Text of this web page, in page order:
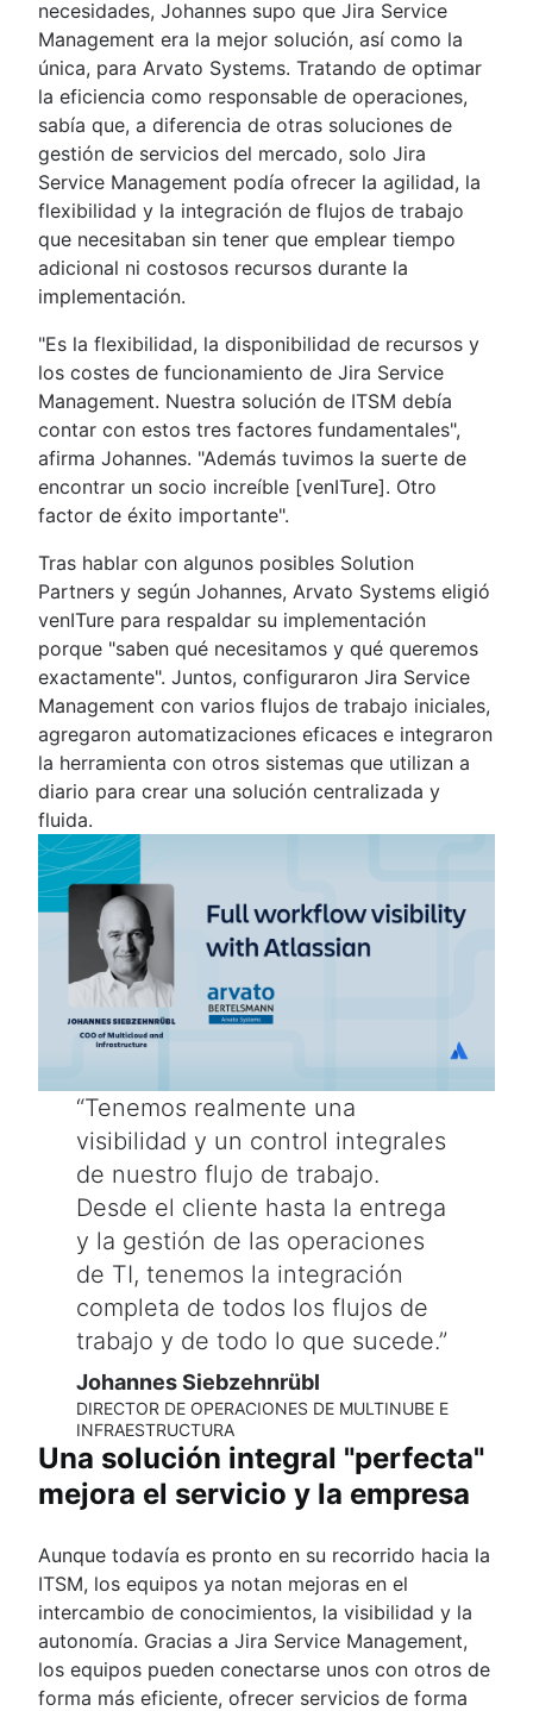
necesidades, Johannes supo que Jira Service
Management era la mejor solución, así como la
única, para Arvato Systems. Tratando de optimar
la eficiencia como responsable de operaciones,
sabía que, a diferencia de otras soluciones de
gestión de servicios del mercado, solo Jira
Service Management podía ofrecer la agilidad, la
flexibilidad y la integración de flujos de trabajo
que necesitaban sin tener que emplear tiempo
adicional ni costosos recursos durante la
implementación.
"Es la flexibilidad, la disponibilidad de recursos y
los costes de funcionamiento de Jira Service
Management. Nuestra solución de ITSM debía
contar con estos tres factores fundamentales",
afirma Johannes. "Además tuvimos la suerte de
encontrar un socio increíble [venITure]. Otro
factor de éxito importante".
Tras hablar con algunos posibles Solution
Partners y según Johannes, Arvato Systems eligió
venITure para respaldar su implementación
porque "saben qué necesitamos y qué queremos
exactamente". Juntos, configuraron Jira Service
Management con varios flujos de trabajo iniciales,
agregaron automatizaciones eficaces e integraron
la herramienta con otros sistemas que utilizan a
diario para crear una solución centralizada y
fluida.
Tenemos realmente una
visibilidad y un control integrales
de nuestro flujo de trabajo.
Desde el cliente hasta la entrega
y la gestión de las operaciones
de TI, tenemos la integración
completa de todos los flujos de
trabajo y de todo lo que sucede.
Johannes Siebzehnrübl
DIRECTOR DE OPERACIONES DE MULTINUBE E
INFRAESTRUCTURA
Una solución integral "perfecta"
mejora el servicio y la empresa
Aunque todavía es pronto en su recorrido hacia la
ITSM, los equipos ya notan mejoras en el
intercambio de conocimientos, la visibilidad y la
autonomía. Gracias a Jira Service Management,
los equipos pueden conectarse unos con otros de
forma más eficiente, ofrecer servicios de forma